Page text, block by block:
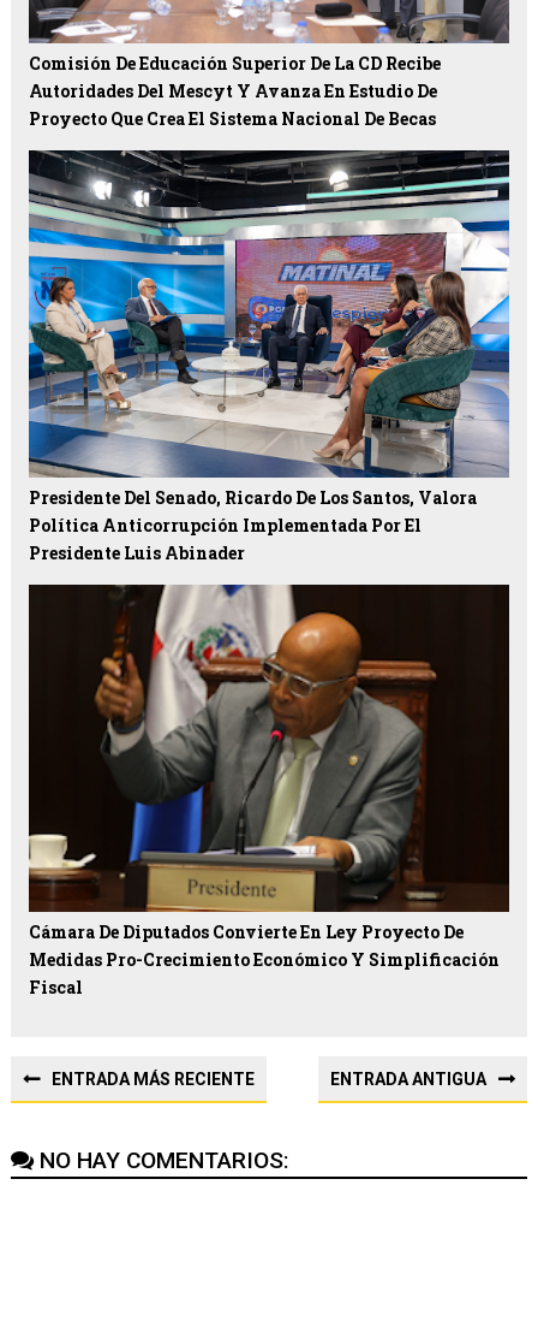
Comisión De Educación Superior De La CD Recibe
Autoridades Del Mescyt Y Avanza En Estudio De
Proyecto Que Crea El Sistema Nacional De Becas
Presidente Del Senado, Ricardo De Los Santos, Valora
Política Anticorrupción Implementada Por El
Presidente Luis Abinader
Cámara De Diputados Convierte En Ley Proyecto De
Medidas Pro-Crecimiento Económico Y Simplificación
Fiscal
ENTRADA MÁS RECIENTE ENTRADA ANTIGUA
NO HAY COMENTARIOS: